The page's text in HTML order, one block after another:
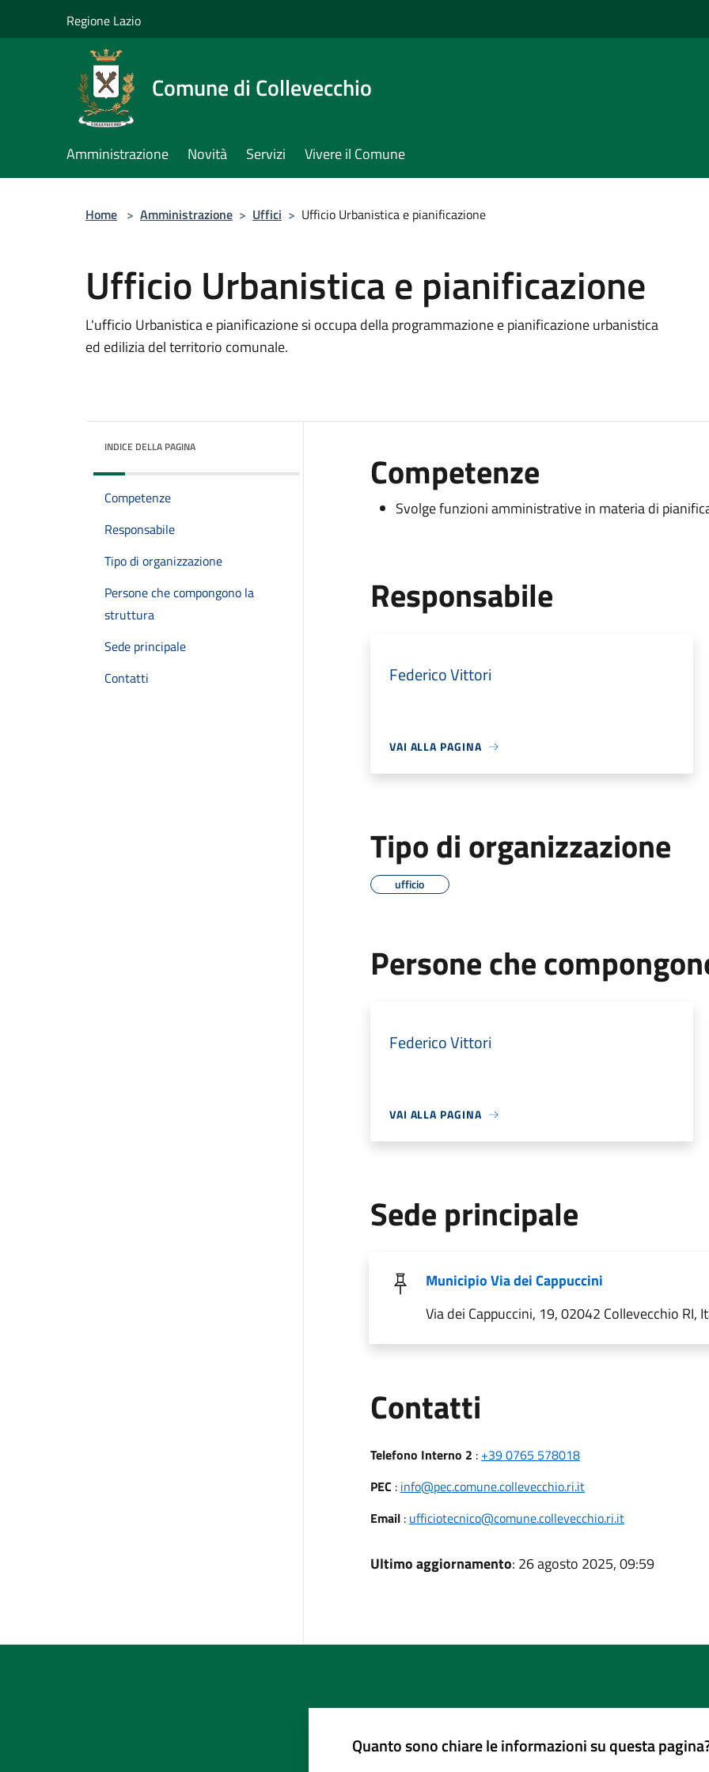
Regione Lazio
Comune di Collevecchio
Amministrazione Novità Servizi Vivere il Comune
Home > Amministrazione > Uffici > Ufficio Urbanistica e pianificazione
Ufficio Urbanistica e pianificazione
L'ufficio Urbanistica e pianificazione si occupa della programmazione e pianificazione urbanistica
ed edilizia del territorio comunale.
INDICE DELLA PAGINA
Competenze
Responsabile
Tipo di organizzazione
Persone che compongono la
struttura
Sede principale
Contatti
Competenze
Svolge funzioni amministrative in materia di
Responsabile
Federico Vittori
VAI ALLA PAGINA
Tipo di organizzazione
ufficio
Persone che
Federico Vittori
VAI ALLA PAGINA
Sede principale
Municipio Via dei Cappuccini
Via dei Cappuccini, 19, 02042 Collevecchio RI,
Contatti
Telefono Interno 2 : +39 0765 578018
PEC : info@pec.comune.collevecchio.ri.it
Email: ufficiotecnico@comune.collevecchio.ri.it
Ultimo aggiornamento: 26 agosto 2025, 09:59
Quanto sono chiare le informazioni su questa